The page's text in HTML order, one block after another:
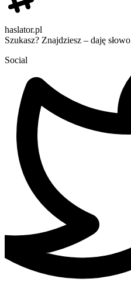
haslator.pl
Szukasz? Znajdziesz – daję słowo
Social